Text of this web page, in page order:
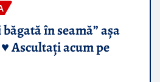
în seamă” așa
Ascultați acum pe